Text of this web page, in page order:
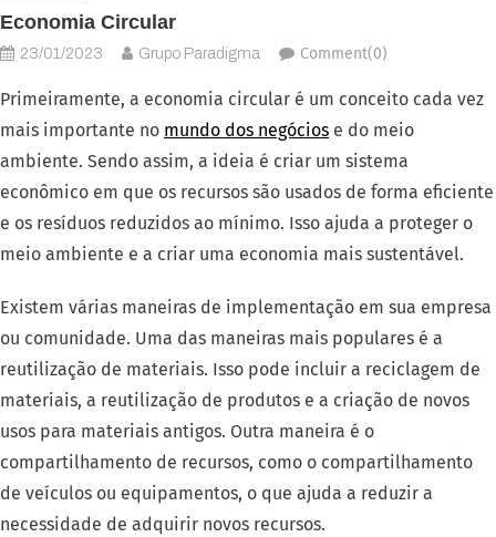
Economia Circular
23/01/2023 Grupo Paradigma Comment(0)
Primeiramente, a economia circular é um conceito cada vez
mais importante no mundo dos negócios e do meio
ambiente. Sendo assim, a ideia é criar um sistema
econômico em que os recursos são usados ​​de forma eficiente
e os resíduos reduzidos ao mínimo. Isso ajuda a proteger o
meio ambiente e a criar uma economia mais sustentável.
Existem várias maneiras de implementação em sua empresa
ou comunidade. Uma das maneiras mais populares é a
reutilização de materiais. Isso pode incluir a reciclagem de
materiais, a reutilização de produtos e a criação de novos
usos para materiais antigos. Outra maneira é o
compartilhamento de recursos, como o compartilhamento
de veículos ou equipamentos, o que ajuda a reduzir a
necessidade de adquirir novos recursos.